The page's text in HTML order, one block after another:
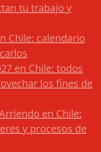
tu trabajo y
Chile: calendario
en Chile: todos
los fines de
en Chile:
y procesos de